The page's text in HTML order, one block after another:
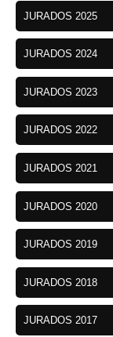
JURADOS 2025
JURADOS 2024
JURADOS 2023
JURADOS 2022
JURADOS 2021
JURADOS 2020
JURADOS 2019
JURADOS 2018
JURADOS 2017